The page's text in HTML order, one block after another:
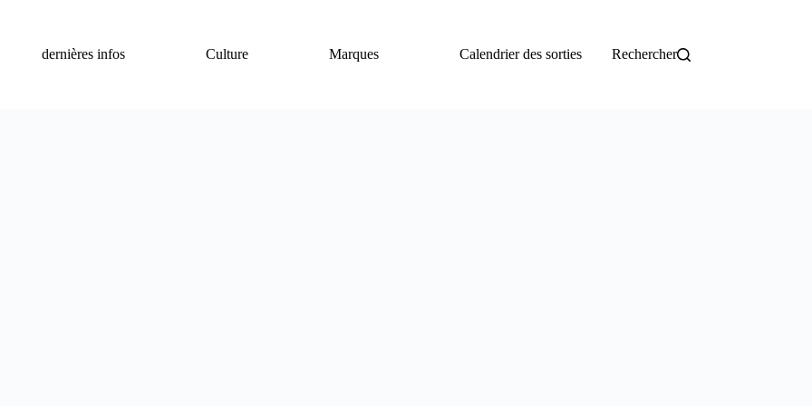
dernières infos
Culture Marques Calendrier des sorties Rechercher